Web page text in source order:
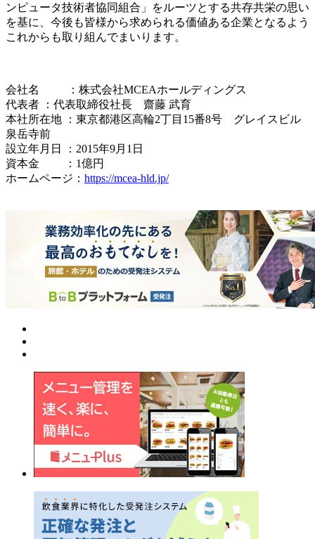
ンピュータ技術者協同組合」をルーツとする共存共栄の思い
を基に、今後も皆様から求められる価値ある企業となるよう
これからも取り組んでまいります。
会社名 ：株式会社MCEAホールディングス
代表者 ：代表取締役社長 齋藤 武育
本社所在地 ：東京都港区高輪2丁目15番8号 グレイスビル
泉岳寺前
設立年月日 ：2015年9月1日
資本金 ：1億円
ホームページ： https://mcea-hld.jp/